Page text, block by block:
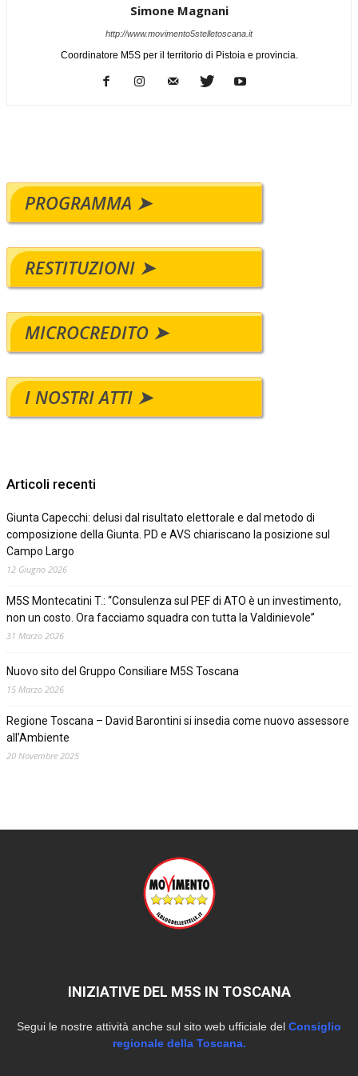
Simone Magnani
http://www.movimento5stelletoscana.it
Coordinatore M5S per il territorio di Pistoia e provincia.
PROGRAMMA ➤
RESTITUZIONI ➤
MICROCREDITO ➤
I NOSTRI ATTI ➤
Articoli recenti
Giunta Capecchi: delusi dal risultato elettorale e dal metodo di
composizione della Giunta. PD e AVS chiariscano la posizione sul
Campo Largo
12 Giugno 2026
M5S Montecatini T.: “Consulenza sul PEF di ATO è un investimento,
non un costo. Ora facciamo squadra con tutta la Valdinievole”
31 Marzo 2026
Nuovo sito del Gruppo Consiliare M5S Toscana
15 Marzo 2026
Regione Toscana – David Barontini si insedia come nuovo assessore
all’Ambiente
20 Novembre 2025
INIZIATIVE DEL M5S IN TOSCANA
Segui le nostre attività anche sul sito web ufficiale del Consiglio
regionale della Toscana.